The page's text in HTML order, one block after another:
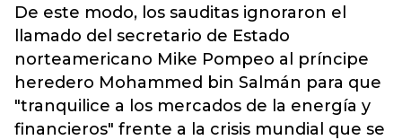
De este modo, los sauditas ignoraron el
llamado del secretario de Estado
norteamericano Mike Pompeo al príncipe
heredero Mohammed bin Salmán para que
"tranquilice a los mercados de la energía y
financieros" frente a la crisis mundial que se